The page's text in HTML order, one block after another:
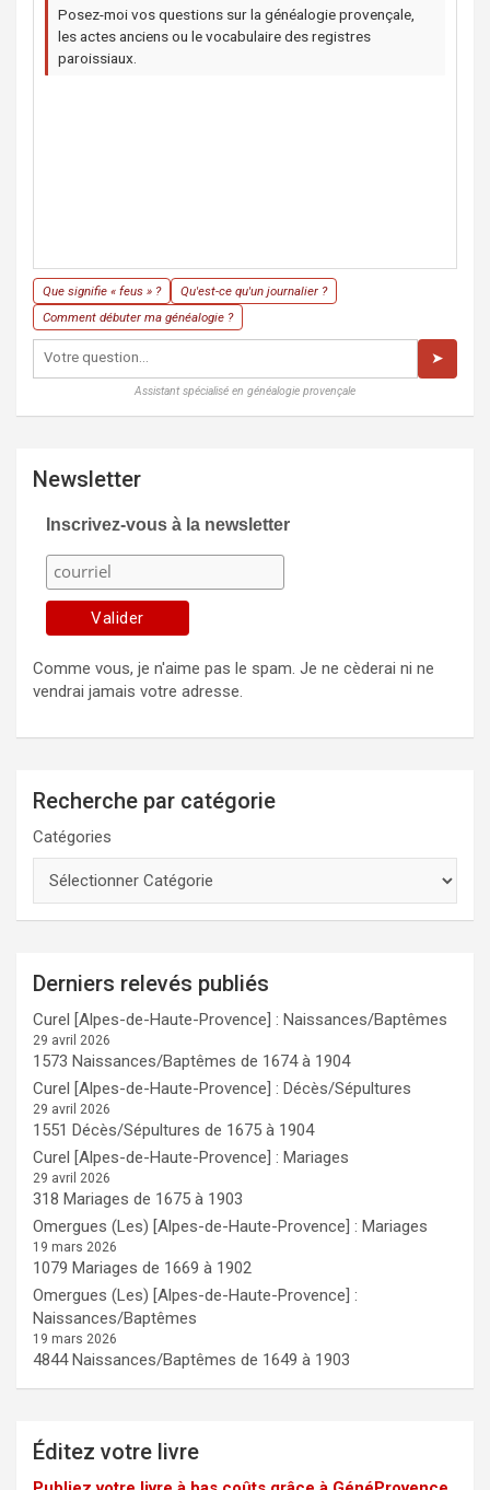
Posez-moi vos questions sur la généalogie provençale,
les actes anciens ou le vocabulaire des registres
paroissiaux.
Que signifie « feus » ?
Qu'est-ce qu'un journalier ?
Comment débuter ma généalogie ?
➤
Assistant spécialisé en généalogie provençale
Newsletter
Inscrivez-vous à la newsletter
Comme vous, je n'aime pas le spam. Je ne cèderai ni ne
vendrai jamais votre adresse.
Recherche par catégorie
Catégories
Derniers relevés publiés
Curel [Alpes-de-Haute-Provence] : Naissances/Baptêmes
29 avril 2026
1573 Naissances/Baptêmes de 1674 à 1904
Curel [Alpes-de-Haute-Provence] : Décès/Sépultures
29 avril 2026
1551 Décès/Sépultures de 1675 à 1904
Curel [Alpes-de-Haute-Provence] : Mariages
29 avril 2026
318 Mariages de 1675 à 1903
Omergues (Les) [Alpes-de-Haute-Provence] : Mariages
19 mars 2026
1079 Mariages de 1669 à 1902
Omergues (Les) [Alpes-de-Haute-Provence] :
Naissances/Baptêmes
19 mars 2026
4844 Naissances/Baptêmes de 1649 à 1903
Éditez votre livre